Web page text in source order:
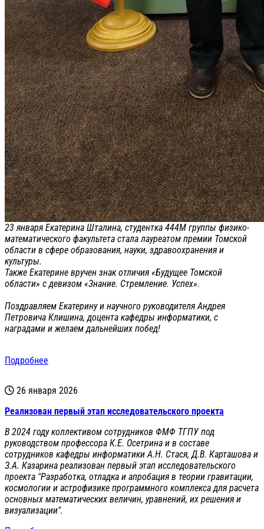
23 января Екатерина Шталина, студентка 444М группы физико-
математического факультета стала лауреатом премии Томской
области в сфере образования, науки, здравоохранения и
культуры.
Также Екатерине вручен знак отличия «Будущее Томской
области» с девизом «Знание. Стремление. Успех».
Поздравляем Екатерину и научного руководителя Андрея
Петровича Клишина, доцента кафедры информатики, с
наградами и желаем дальнейших побед!
Подробнее
26 января 2026
Реализован первый этап исследовательского проекта
В 2024 году коллективом сотрудников ФМФ ТГПУ под
руководством профессора К.Е. Осетрина и в составе
сотрудников кафедры информатики А.Н. Стася, Д.В. Карташова и
З.А. Казарина реализован первый этап исследовательского
проекта "Разработка, отладка и апробация в теории гравитации,
космологии и астрофизике программного комплекса для расчета
основных математических величин, уравнений, их решения и
визуализации".